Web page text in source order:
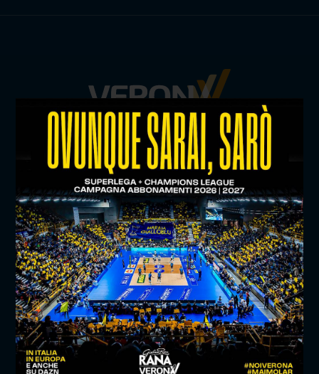
TITLE SPONSOR
SUPERLEGA CREDEM BANCA